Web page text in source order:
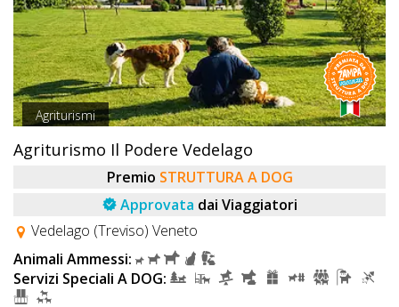
Agriturismi
Agriturismo Il Podere Vedelago
Premio STRUTTURA A DOG
Approvata dai Viaggiatori
Vedelago (Treviso) Veneto
Animali Ammessi:
Servizi Speciali A DOG: